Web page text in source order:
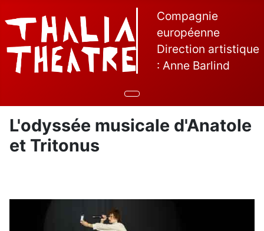
Compagnie
européenne
Direction artistique
: Anne Barlind
L'odyssée musicale d'Anatole
et Tritonus